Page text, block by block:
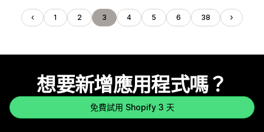
1 2 3 4 5 6 38
想要新增應用程式嗎？
免費試用 Shopify 3 天